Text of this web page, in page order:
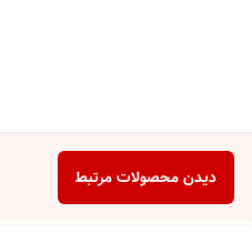
دیدن محصولات مرتبط